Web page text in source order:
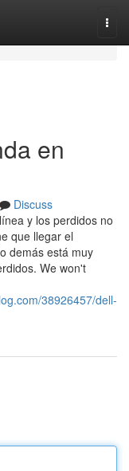
en
Discuss
y los perdidos no
que llegar el
demás está muy
We won't
38926457/dell-